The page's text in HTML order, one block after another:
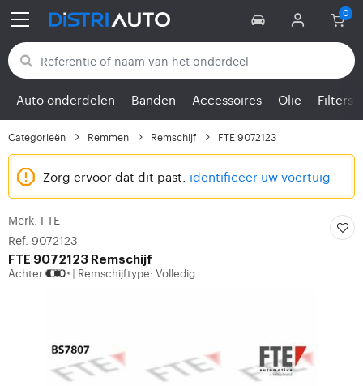
Terug naar categorieën
Auto onderdelen Banden Accessoires Olie Filters
Categorieën Remmen Remschijf FTE 9072123
Zorg ervoor dat dit past: identificeer uw voertuig
Merk: FTE
Ref. 9072123
FTE 9072123 Remschijf
Achter Remschijftype: Volledig